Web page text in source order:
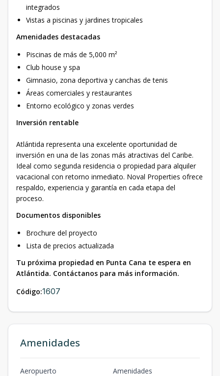
integrados
Vistas a piscinas y jardines tropicales
Amenidades destacadas
Piscinas de más de 5,000 m²
Club house y spa
Gimnasio, zona deportiva y canchas de tenis
Áreas comerciales y restaurantes
Entorno ecológico y zonas verdes
Inversión rentable
Atlántida representa una excelente oportunidad de
inversión en una de las zonas más atractivas del Caribe.
Ideal como segunda residencia o propiedad para alquiler
vacacional con retorno inmediato. Noval Properties ofrece
respaldo, experiencia y garantía en cada etapa del
proceso.
Documentos disponibles
Brochure del proyecto
Lista de precios actualizada
Tu próxima propiedad en Punta Cana te espera en
Atlántida. Contáctanos para más información.
Código:1607
Amenidades
Aeropuerto
Amenidades